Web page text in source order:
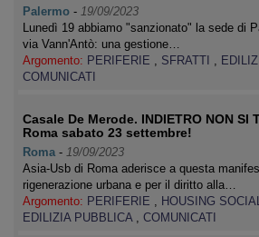
Palermo - 19/09/2023
Lunedì 19 abbiamo "sanzionato" la sede di
via Vann'Antò: una gestione…
Argomento: PERIFERIE , SFRATTI ,
COMUNICATI
Casale De Merode. INDIETRO NON SI
Roma sabato 23 settembre!
Roma - 19/09/2023
Asia-Usb di Roma aderisce a questa
rigenerazione urbana e per il diritto alla…
Argomento: PERIFERIE , HOUSING
EDILIZIA PUBBLICA , COMUNICATI